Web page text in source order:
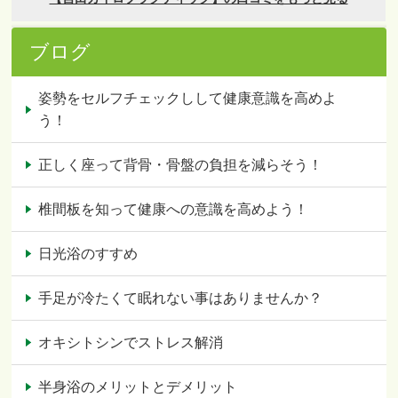
ブログ
姿勢をセルフチェックしして健康意識を高めよ
う！
正しく座って背骨・骨盤の負担を減らそう！
椎間板を知って健康への意識を高めよう！
日光浴のすすめ
手足が冷たくて眠れない事はありませんか？
オキシトシンでストレス解消
半身浴のメリットとデメリット